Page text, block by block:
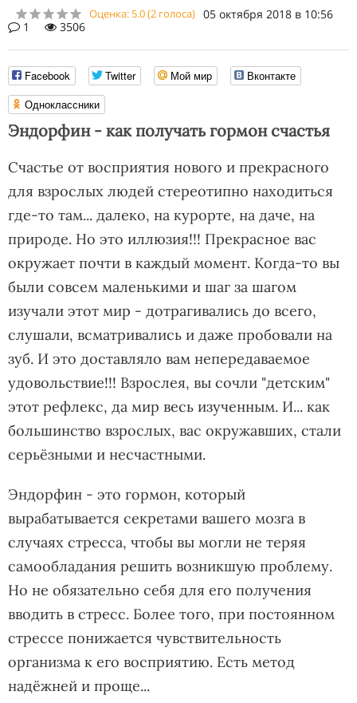
Оценка:5.0(2 голоса) 05 октября 2018 в 10:56
1
3506
Facebook Twitter Мой мир
Вконтакте
Одноклассники
Эндорфин - как получать гормон счастья
Счастье от восприятия нового и прекрасного
для взрослых людей стереотипно находиться
где-то там... далеко, на курорте, на даче, на
природе. Но это иллюзия!!! Прекрасное вас
окружает почти в каждый момент. Когда-то вы
были совсем маленькими и шаг за шагом
изучали этот мир - дотрагивались до всего,
слушали, всматривались и даже пробовали на
зуб. И это доставляло вам непередаваемое
удовольствие!!! Взрослея, вы сочли "детским"
этот рефлекс, да мир весь изученным. И... как
большинство взрослых, вас окружавших, стали
серьёзными и несчастными.
Эндорфин - это гормон, который
вырабатывается секретами вашего мозга в
случаях стресса, чтобы вы могли не теряя
самообладания решить возникшую проблему.
Но не обязательно себя для его получения
вводить в стресс. Более того, при постоянном
стрессе понижается чувствительность
организма к его восприятию. Есть метод
надёжней и проще...